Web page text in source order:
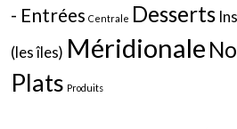
- Entrées Centrale Desserts
(les îles) Méridionale
Plats Produits